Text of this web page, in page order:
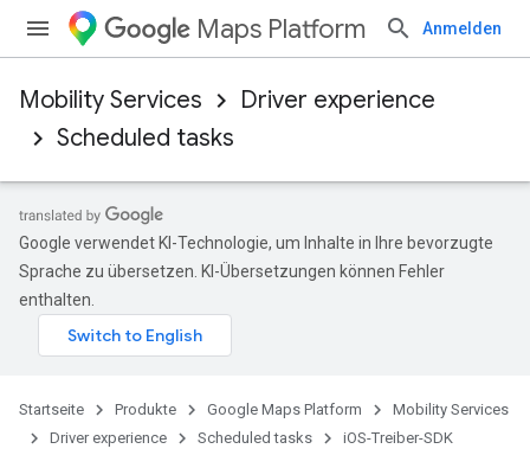
Maps Platform Anmelden
Mobility Services
Driver experience
Scheduled tasks
Google verwendet KI-Technologie, um Inhalte in Ihre bevorzugte
Sprache zu übersetzen. KI-Übersetzungen können Fehler
enthalten.
Startseite Produkte Google Maps Platform
Mobility Services
Driver experience
Scheduled tasks iOS-Treiber-SDK